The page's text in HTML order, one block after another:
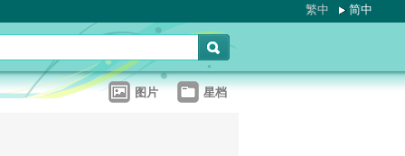
繁中 简中
图片 星档